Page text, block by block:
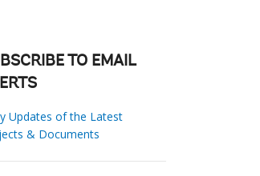
TO EMAIL
Updates of the Latest
& Documents